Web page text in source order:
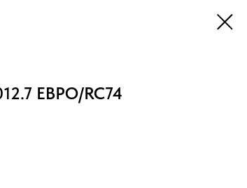
ЕВРО/RC74